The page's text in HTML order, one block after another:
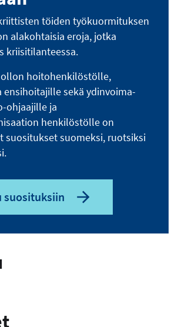
töiden työkuormituksen
alakohtaisia eroja, jotka
kriisitilanteessa.
hoitohenkilöstölle,
ensihoitajille sekä ydinvoima-
ohjaajille ja
henkilöstölle on
suositukset suomeksi, ruotsiksi
suosituksiin